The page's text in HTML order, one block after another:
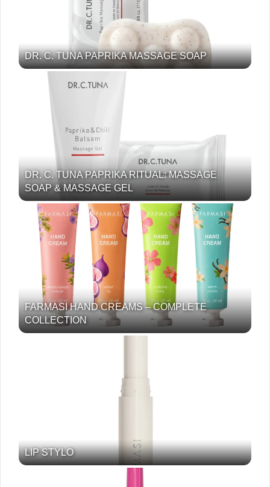
DR. C. TUNA PAPRIKA MASSAGE SOAP
DR. C. TUNA PAPRIKA RITUAL: MASSAGE
SOAP & MASSAGE GEL
FARMASI HAND CREAMS – COMPLETE
COLLECTION
LIP STYLO